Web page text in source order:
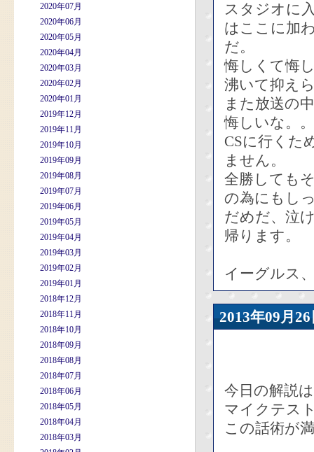
2020年07月
2020年06月
2020年05月
2020年04月
2020年03月
2020年02月
2020年01月
2019年12月
2019年11月
2019年10月
2019年09月
2019年08月
2019年07月
2019年06月
2019年05月
2019年04月
2019年03月
2019年02月
2019年01月
2018年12月
2018年11月
2018年10月
2018年09月
2018年08月
2018年07月
2018年06月
2018年05月
2018年04月
2018年03月
スタジオに
はここに加
だ。
悔しくて悔
沸いて抑え
また放送の
悔しいな。
CSに行くた
ません。
全勝しても
の為にもし
だめだ、泣
帰ります。
イーグルス
2013年09
今日の解説
マイクテス
この話術が